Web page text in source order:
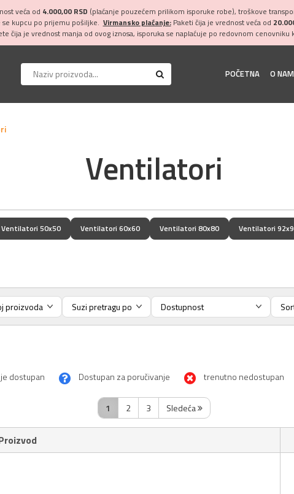
veća od 4.000,00 RSD (plaćanje pouzećem prilikom isporuke robe), troškove
se kupcu po prijemu pošiljke. Virmansko plaćanje:Paketi čija je vrednost veća od
čija je vrednost manja od ovog iznosa, isporuka se naplaćuje po redovnom cenovniku
POČETNA O
Ventilatori
Ventilatori 50x50 Ventilatori 60x60 Ventilatori 80x80 Ventilatori
dostupan Dostupan za poručivanje trenutno nedostupan
1 2 3 Sledeća